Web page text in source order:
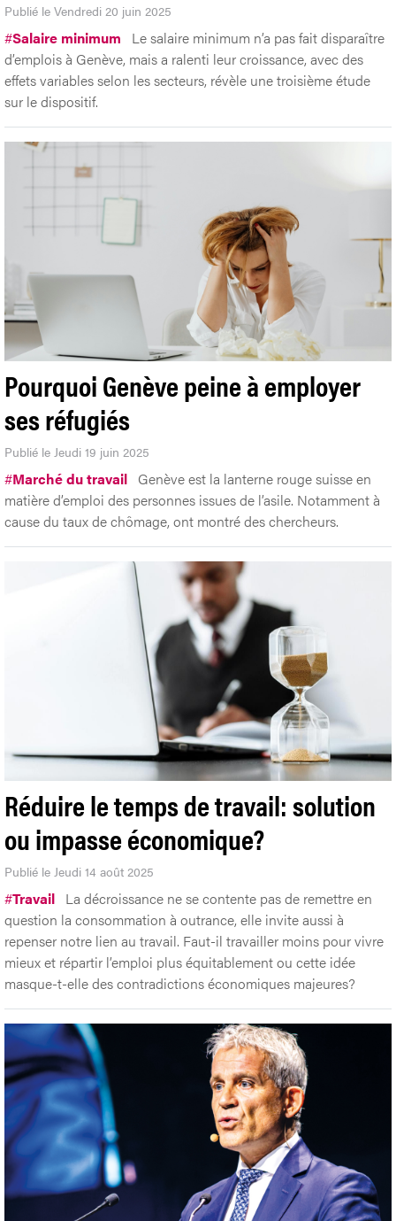
Publié le Vendredi 20 juin 2025
#Salaire minimum
Le salaire minimum n’a pas fait disparaître
d’emplois à Genève, mais a ralenti leur croissance, avec des
effets variables selon les secteurs, révèle une troisième étude
sur le dispositif.
Pourquoi Genève peine à employer
ses réfugiés
Publié le Jeudi 19 juin 2025
#Marché du travail Genève est la lanterne rouge suisse en
matière d’emploi des personnes issues de l’asile. Notamment à
cause du taux de chômage, ont montré des chercheurs.
Réduire le temps de travail: solution
ou impasse économique?
Publié le Jeudi 14 août 2025
#Travail La décroissance ne se contente pas de remettre en
question la consommation à outrance, elle invite aussi à
repenser notre lien au travail. Faut-il travailler moins pour vivre
mieux et répartir l’emploi plus équitablement ou cette idée
masque-t-elle des contradictions économiques majeures?